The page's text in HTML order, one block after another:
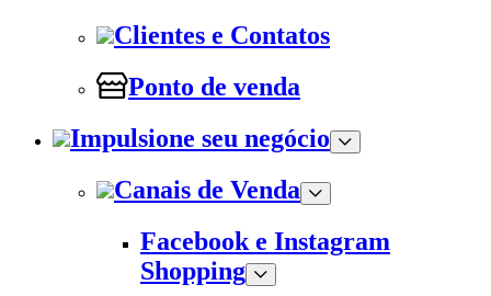
Clientes e Contatos
Ponto de venda
Impulsione seu negócio
Canais de Venda
Facebook e Instagram
Shopping